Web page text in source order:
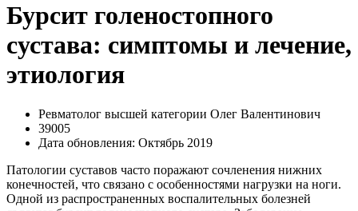
Бурсит голеностопного
сустава: симптомы и лечение,
этиология
Ревматолог высшей категории Олег Валентинович
39005
Дата обновления: Октябрь 2019
Патологии суставов часто поражают сочленения нижних
конечностей, что связано с особенностями нагрузки на ноги.
Одной из распространенных воспалительных болезней